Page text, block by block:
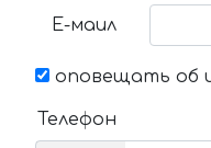
Е-маил
оповещать об
Телефон